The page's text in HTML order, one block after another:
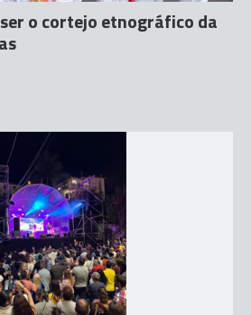
o cortejo etnográfico da